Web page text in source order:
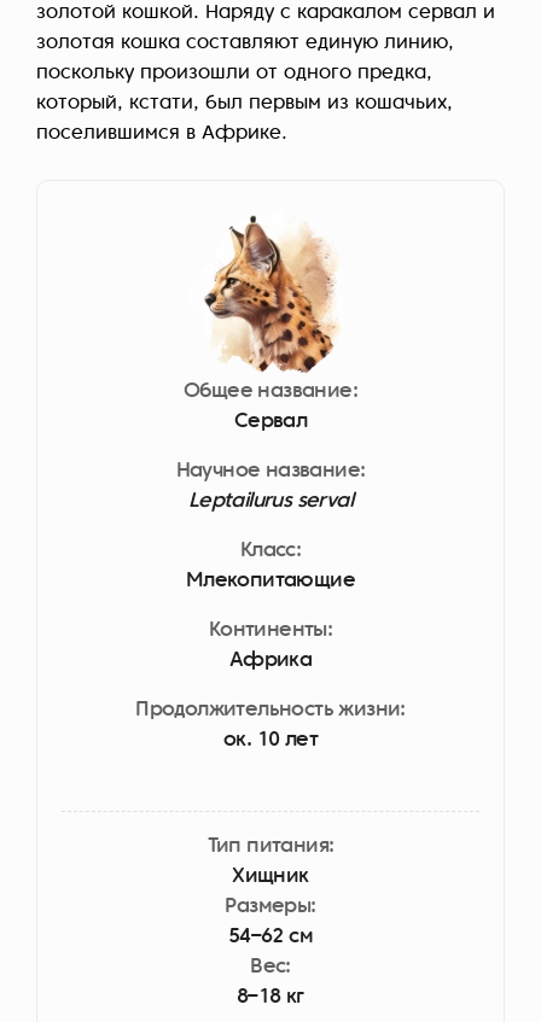
золотой кошкой. Наряду с каракалом сервал и
золотая кошка составляют единую линию,
поскольку произошли от одного предка,
который, кстати, был первым из кошачьих,
поселившимся в Африке.
Общее название:
Сервал
Научное название:
Leptailurus serval
Класс:
Млекопитающие
Континенты:
Африка
Продолжительность жизни:
ок. 10 лет
Тип питания:
Хищник
Размеры:
54–62 см
Вес:
8–18 кг